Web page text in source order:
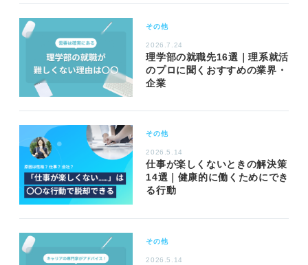
その他
2026.7.24
理学部の就職先16選｜理系就活
のプロに聞くおすすめの業界・
企業
その他
2026.5.14
仕事が楽しくないときの解決策
14選｜健康的に働くためにでき
る行動
その他
2026.5.14